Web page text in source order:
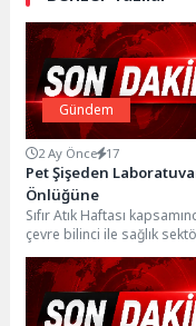
Gündem
2 Ay Önce 17
Pet Şişeden
Önlüğüne
Sıfır Atık Haftası
çevre bilinci ile sağlık
buluşturan örnek bir
atan...